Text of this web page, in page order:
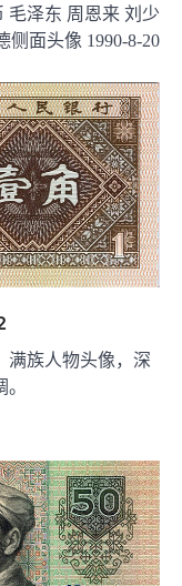
毛泽东 周恩来 刘少
侧面头像 1990-8-20
满族人物头像，深